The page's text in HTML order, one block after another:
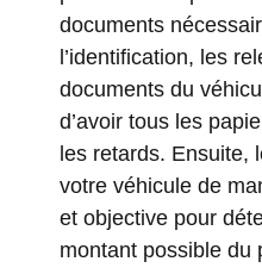
documents
l’identification, les
documents du
d’avoir tous les
les retards. Ensuite,
votre véhicule de
et objective pour
montant possible du